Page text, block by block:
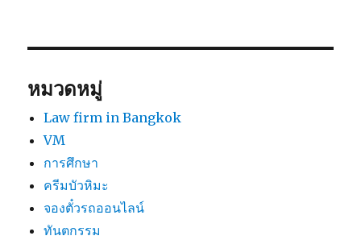
หมวดหมู่
Law firm in Bangkok
VM
การศึกษา
ครีมบัวหิมะ
จองตั๋วรถออนไลน์
ทันตกรรม